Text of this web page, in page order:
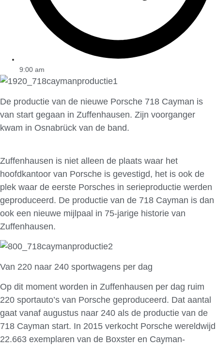
9:00 am
De productie van de nieuwe Porsche 718 Cayman is
van start gegaan in Zuffenhausen. Zijn voorganger
kwam in Osnabrück van de band.
Zuffenhausen is niet alleen de plaats waar het
hoofdkantoor van Porsche is gevestigd, het is ook de
plek waar de eerste Porsches in serieproductie werden
geproduceerd. De productie van de 718 Cayman is dan
ook een nieuwe mijlpaal in 75-jarige historie van
Zuffenhausen.
Van 220 naar 240 sportwagens per dag
Op dit moment worden in Zuffenhausen per dag ruim
220 sportauto’s van Porsche geproduceerd. Dat aantal
gaat vanaf augustus naar 240 als de productie van de
718 Cayman start. In 2015 verkocht Porsche wereldwijd
22.663 exemplaren van de Boxster en Cayman-